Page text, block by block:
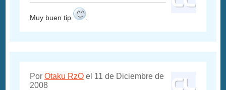
Muy buen tip
PorOtaku RzO el 11 de Diciembre de
2008